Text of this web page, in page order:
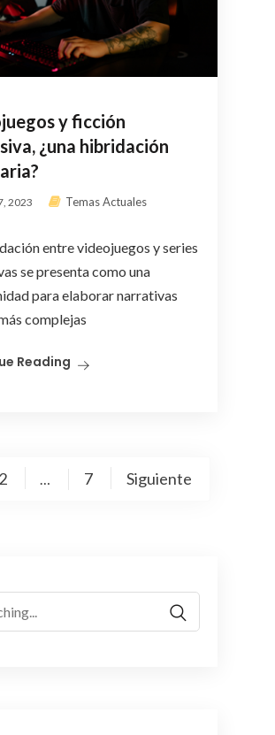
y ficción
¿una hibridación
2023 Temas Actuales
entre videojuegos y series
se presenta como una
para elaborar narrativas
complejas
Reading
2 … 7 Siguiente